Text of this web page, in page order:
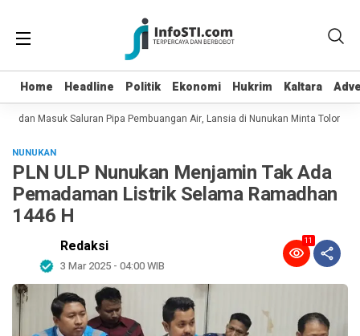
Home Headline Politik Ekonomi Hukrim Kaltara
Home Headline Politik Ekonomi Hukrim Kaltara
dan Masuk Saluran Pipa Pembuangan Air, Lansia di Nunukan Minta Tolong
NUNUKAN
PLN ULP Nunukan Menjamin Tak Ada
Pemadaman Listrik Selama Ramadhan
1446 H
Redaksi
3 Mar 2025 - 04:00 WIB
11